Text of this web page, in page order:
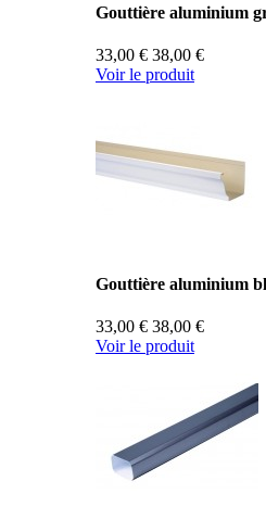
Gouttière aluminium
33,00 € 38,00 €
Voir le produit
Gouttière aluminium
33,00 € 38,00 €
Voir le produit